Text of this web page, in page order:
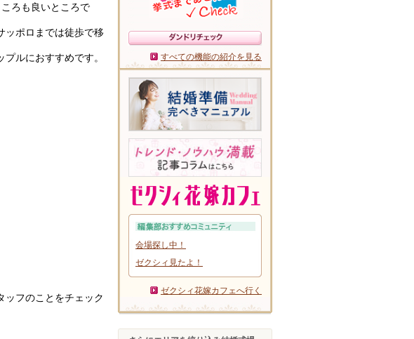
ろも良いところで
ッポロまでは徒歩で移
ルにおすすめです。
ッフのことをチェック
すべての機能の紹介を見る
会場探し中！
ゼクシィ見たよ！
ゼクシィ花嫁カフェへ行く